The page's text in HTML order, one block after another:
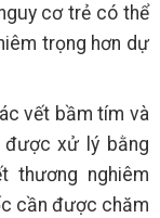
cơ trẻ có thể
trọng hơn dự
vết bầm tím và
được xử lý bằng
thương nghiêm
cần được chăm